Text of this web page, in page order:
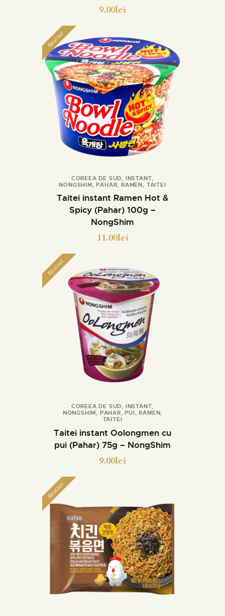
9.00lei
Epuizat
Detalii
COREEA DE SUD INSTANT
NONGSHIM ,PAHAR ,RAMEN TAITEI
Taitei instant Ramen Hot &
Spicy (Pahar) 100g –
NongShim
11.00lei
Epuizat
Detalii
COREEA DE SUD, INSTANT,
NONGSHIM, PAHAR,PUI,RAMEN,
TAITEI
Taitei instant Oolongmen cu
pui (Pahar) 75g – NongShim
9.00lei
Epuizat